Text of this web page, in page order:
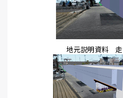
地元説明資料 走